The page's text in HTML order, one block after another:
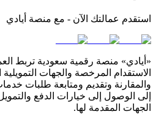
استقدم عمالتك الآن - مع منصة أيادي
«أيادي» منصة رقمية سعودية تربط
الاستقدام المرخصة والجهات
والمقارنة وتقديم ومتابعة طلبات
إلى الوصول إلى خيارات الدفع
الجهات المقدمة لها.